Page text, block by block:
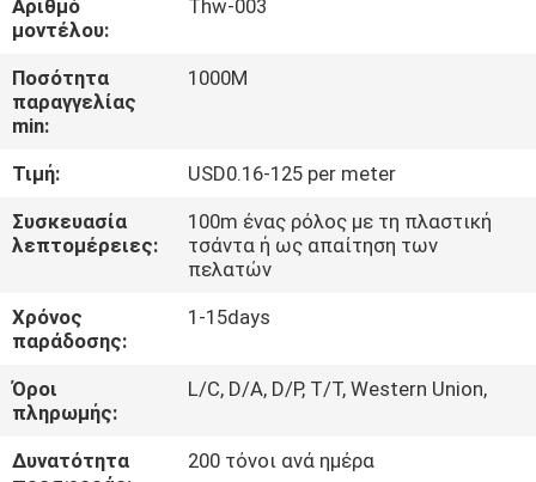
ΕΡΓΟΣΤΑΣΊΩΝ
ΠΟΙΟΤΙΚΌΣ
ΈΛΕΓΧΟΣ
ΜΑΣ
ΕΛΆΤΕ
ΣΕ
ΕΠΑΦΉ
ΜΕ
ΕΙΔΉΣΕΙΣ
Αριθμό
μοντέλου:
Thw-003
Ποσότητα
παραγγελίας
min:
1000M
Τιμή:
USD0.16-125 per meter
Συσκευασία
λεπτομέρειες:
100m ένας ρόλος με τη πλαστική
τσάντα ή ως απαίτηση των
πελατών
Χρόνος
παράδοσης:
1-15days
Όροι
πληρωμής:
L/C, D/A, D/P, T/T, Western Union,
Δυνατότητα
200 τόνοι ανά ημέρα